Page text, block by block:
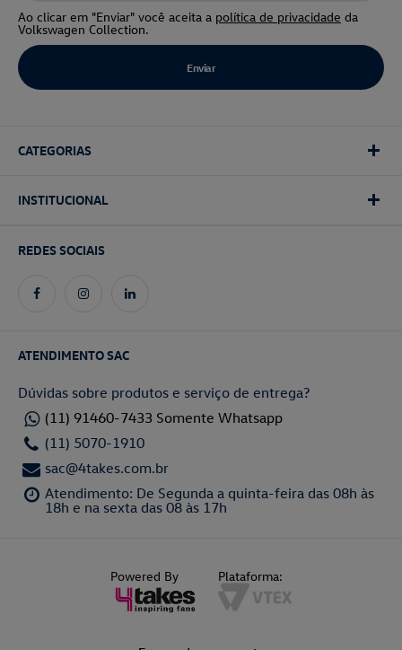
Ao clicar em "Enviar" você aceita a política de privacidade da
Volkswagen Collection.
CATEGORIAS
INSTITUCIONAL
REDES SOCIAIS
ATENDIMENTO SAC
Dúvidas sobre produtos e serviço de entrega?
(11) 91460-7433 Somente Whatsapp
(11) 5070-1910
sac@4takes.com.br
Atendimento: De Segunda a quinta-feira das 08h às
18h e na sexta das 08 às 17h
Powered By Plataforma: